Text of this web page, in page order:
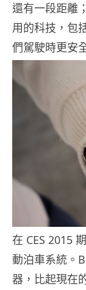
還有一段距離
用的科技，包
們駕駛時更安
在 CES 2015
動泊車系統。
器，比起現在